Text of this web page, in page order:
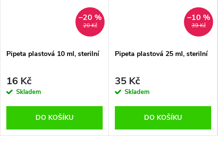
20 Kč
–20 %
Pipeta plastová 10 ml, sterilní
16 Kč
Skladem
DO KOŠÍKU
39 Kč
–10 %
Pipeta plastová 25 ml, sterilní
35 Kč
Skladem
DO KOŠÍKU